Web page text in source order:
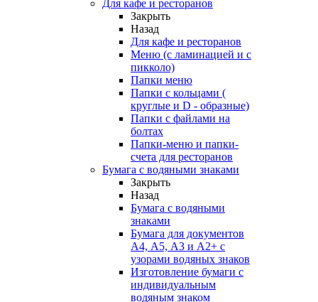
Для кафе и ресторанов
Закрыть
Назад
Для кафе и ресторанов
Меню (с ламинацией и с
пикколо)
Папки меню
Папки с кольцами (
круглые и D - образные)
Папки с файлами на
болтах
Папки-меню и папки-
счета для ресторанов
Бумага с водяными знаками
Закрыть
Назад
Бумага с водяными
знаками
Бумага для документов
А4, А5, А3 и А2+ с
узорами водяных знаков
Изготовление бумаги с
индивидуальным
водяным знаком